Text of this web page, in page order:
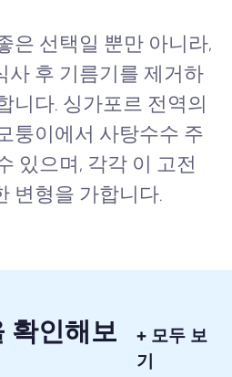
은 선택일 뿐만 아니라,
사 후 기름기를 제거하
니다. 싱가포르 전역의
퉁이에서 사탕수수 주
있으며, 각각 이 고전
변형을 가합니다.
확인해보
+ 모두 보
기